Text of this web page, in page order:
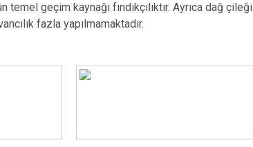
temel geçim kaynağı fındıkçılıktır. Ayrıca dağ çileği
fazla yapılmamaktadır.